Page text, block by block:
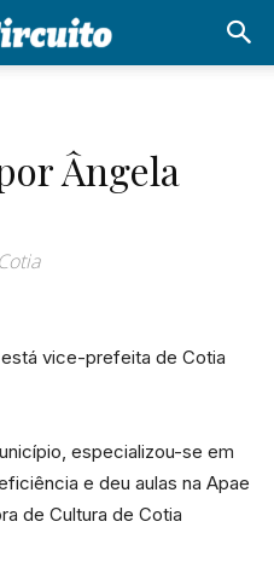
Ângela
vice-prefeita de Cotia
especializou-se em
e deu aulas na Apae
de Cultura de Cotia